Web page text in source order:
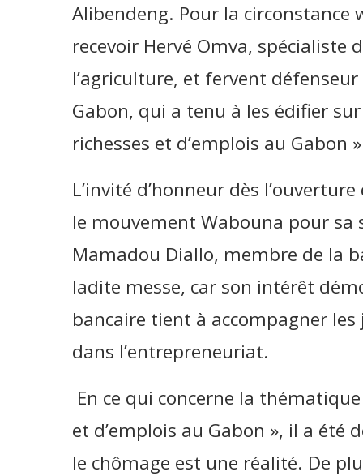
Alibendeng. Pour la circonstance
recevoir Hervé Omva, spécialiste
l’agriculture, et fervent
Gabon, qui a tenu à les édifier
richesses et d’emplois au Gabon
L’invité d’honneur dès
le mouvement Wabouna pour
Mamadou Diallo, membre de la
ladite messe, car son intérêt
bancaire tient à accompagner
dans l’entrepreneuriat.
En ce qui concerne la
et d’emplois au Gabon », il a été
le chômage est une réalité. De